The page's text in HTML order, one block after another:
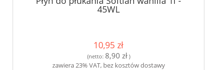
45WL
10,95 zł
(netto: 8,90 zł)
zawiera 23% VAT, bez kosztów dostawy